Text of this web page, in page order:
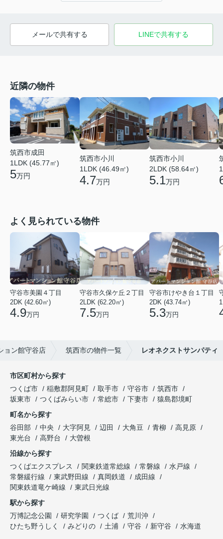
メールで共有する LINEで共有する
近隣の物件
筑西市成田
1LDK (45.77㎡)
5万円
筑西市小川
1LDK (46.49㎡)
4.7万円
筑西市小川
2LDK (58.64㎡)
5.1万円
よく見られている物件
守谷市美園４丁目
2DK (42.60㎡)
4.9万円
守谷市久保ケ丘２丁目
2LDK (62.20㎡)
7.5万円
守谷市けやき台１丁目
2DK (43.74㎡)
5.3万円
ョン館守谷店 筑西市の物件一覧 レオネクストサンパティ
市区町村から探す
つくば市
稲敷郡阿見町 取手市 守谷市
筑西市
坂東市
つくばみらい市 常総市 下妻市
猿島郡境町
町名から探す
谷田部
中央 大字阿見 辺田 大角豆 青柳
高見原
東光台
高野台
大曽根
沿線から探す
つくばエクスプレス
関東鉄道常総線 常磐線
水戸線
常磐緩行線
東武野田線 真岡鉄道
成田線
関東鉄道竜ケ崎線
東武日光線
駅から探す
万博記念公園
研究学園 つくば
荒川沖
ひたち野うしく
みどりの 土浦 守谷 新守谷 水海道